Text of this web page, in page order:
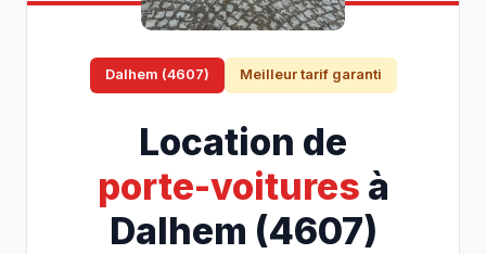
Dalhem (4607) Meilleur tarif garanti
Location de
porte-voitures à
Dalhem (4607)